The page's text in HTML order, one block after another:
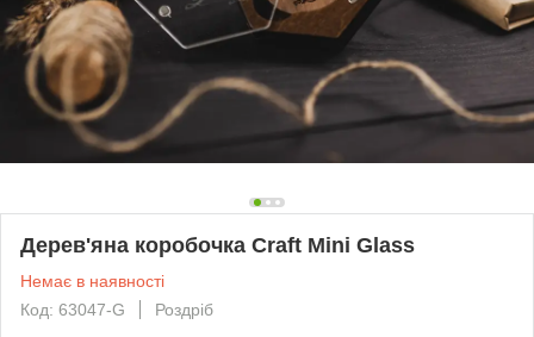
Дерев'яна коробочка Craft Mini Glass
Немає в наявності
Код: 63047-G
Роздріб